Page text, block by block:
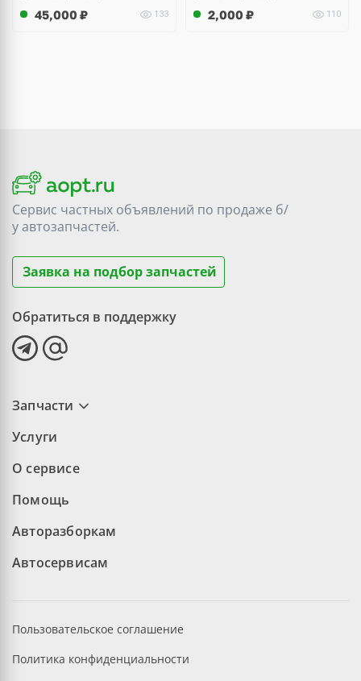
45,000 ₽ 133 2,000 ₽ 110
Сервис частных объявлений по продаже б/
уавтозапчастей.
Заявка на подбор запчастей
Обратиться в поддержку
Запчасти
Услуги
О сервисе
Помощь
Авторазборкам
Автосервисам
Пользовательское соглашение
Политика конфиденциальности